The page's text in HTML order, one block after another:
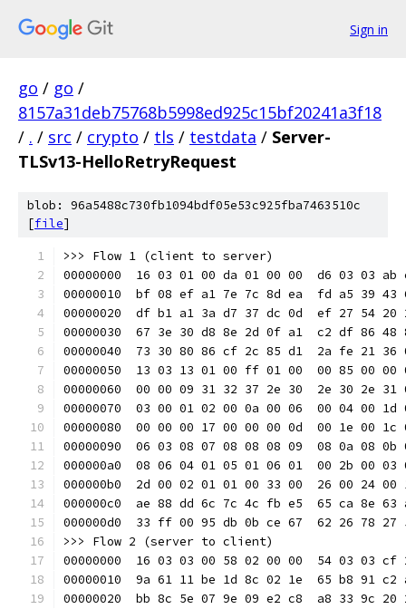
Sign in
go / go /
8157a31deb75768b5998ed925c15bf20241a3f18
/ . / src / crypto / tls / testdata / Server-
TLSv13-HelloRetryRequest
blob: 96a5488c730fb1094bdf05e53c925fba7463510c
[file]
>>> Flow 1 (client to server)
00000000  16 03 01 00 da 01 00 00  d6 03
00000010  bf 08 ef a1 7e 7c 8d ea  fd a5 39
00000020  df b1 a1 3a d7 37 dc 0d  ef 27
00000030  67 3e 30 d8 8e 2d 0f a1  c2 df 86
00000040  73 30 80 86 cf 2c 85 d1  2a fe
00000050  13 03 13 01 00 ff 01 00  00 85
00000060  00 00 09 31 32 37 2e 30  2e 30 2e
00000070  03 00 01 02 00 0a 00 06  00 04
00000080  00 00 00 17 00 00 00 0d  00 1e
00000090  06 03 08 07 08 08 08 09  08 0a
000000a0  08 06 04 01 05 01 06 01  00 2b
000000b0  2d 00 02 01 01 00 33 00  26 00
000000c0  ae 88 dd 6c 7c 4c fb e5  65 ca
000000d0  33 ff 00 95 db 0b ce 67  62 26
>>> Flow 2 (server to client)
00000000  16 03 03 00 58 02 00 00  54 03
00000010  9a 61 11 be 1d 8c 02 1e  65 b8
00000020  bb 8c 5e 07 9e 09 e2 c8  a8 33